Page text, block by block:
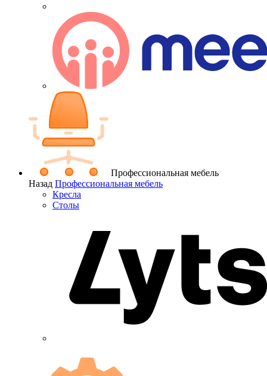
Профессиональная мебель
Назад Профессиональная мебель
Кресла
Столы